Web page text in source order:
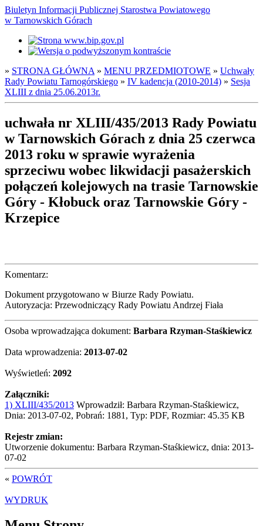
Biuletyn Informacji Publicznej Starostwa Powiatowego
w Tarnowskich Górach
» STRONA GŁÓWNA » MENU PRZEDMIOTOWE » Uchwały
Rady Powiatu Tarnogórskiego » IV kadencja (2010-2014) » Sesja
XLIII z dnia 25.06.2013r.
uchwała nr XLIII/435/2013 Rady Powiatu
w Tarnowskich Górach z dnia 25 czerwca
2013 roku w sprawie wyrażenia
sprzeciwu wobec likwidacji pasażerskich
połączeń kolejowych na trasie Tarnowskie
Góry - Kłobuck oraz Tarnowskie Góry -
Krzepice
Komentarz:
Dokument przygotowano w Biurze Rady Powiatu.
Autoryzacja: Przewodniczący Rady Powiatu Andrzej Fiała
Osoba wprowadzająca dokument: Barbara Rzyman-Staśkiewicz
Data wprowadzenia: 2013-07-02
Wyświetleń: 2092
Załączniki:
1) XLIII/435/2013 Wprowadził: Barbara Rzyman-Staśkiewicz,
Dnia: 2013-07-02, Pobrań: 1881, Typ: PDF, Rozmiar: 45.35 KB
Rejestr zmian:
Utworzenie dokumentu: Barbara Rzyman-Staśkiewicz, dnia: 2013-
07-02
« POWRÓT
WYDRUK